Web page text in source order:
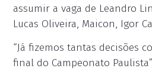
assumir a vaga de Leandro
Lucas Oliveira, Maicon, Igor
“Já fizemos tantas decisões
final do Campeonato